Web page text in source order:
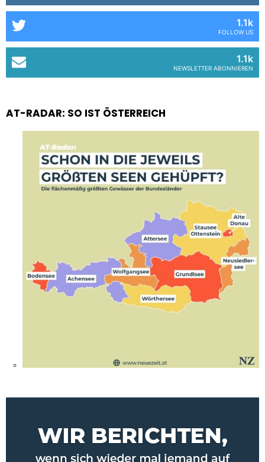
1.1k
FOLLOW US
1.1k
NEWSLETTER ABONNIEREN
AT-RADAR: SO IST ÖSTERREICH